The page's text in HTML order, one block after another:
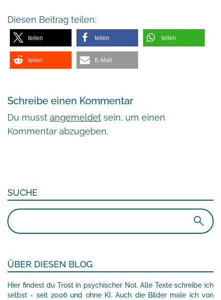
Diesen Beitrag teilen:
teilen teilen teilen
teilen E-Mail
Schreibe einen Kommentar
Du musst angemeldet sein, um einen
Kommentar abzugeben.
SUCHE
Suchen
nach:
ÜBER DIESEN BLOG
Hier findest du Trost in psychischer Not. Alle Texte schreibe ich
selbst - seit 2006 und ohne KI. Auch die Bilder male ich von